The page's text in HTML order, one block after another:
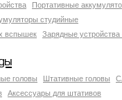
Портативные
студийные
вспышек
Зарядные
головы Штативные головы
Аксессуары для штативов